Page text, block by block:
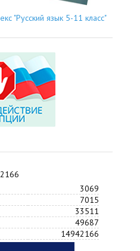
"Русский язык 5-11 класс"
3069
7015
33511
49687
14942166